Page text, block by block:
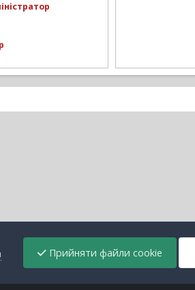
Прийняти файли cookie